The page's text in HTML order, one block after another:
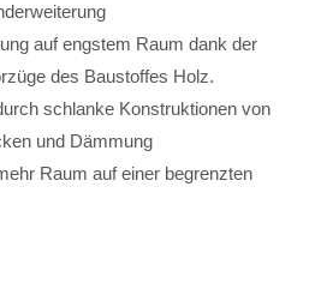
auf engstem Raum dank der
des Baustoffes Holz.
schlanke Konstruktionen von
und Dämmung
Raum auf einer begrenzten